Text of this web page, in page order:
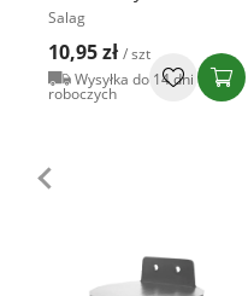
Salag
10,95 zł / szt
Wysyłka do 14 dni
roboczych